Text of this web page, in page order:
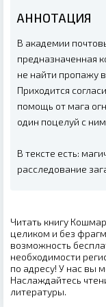
АННОТАЦИЯ
В академии
предназначенная
не найти пропажу
Приходится
помощь от мага
один поцелуй с
В тексте есть:
расследование
Читать книгу
целиком и без
возможность
необходимости
по адресу! У нас вы
Наслаждайтесь
литературы.